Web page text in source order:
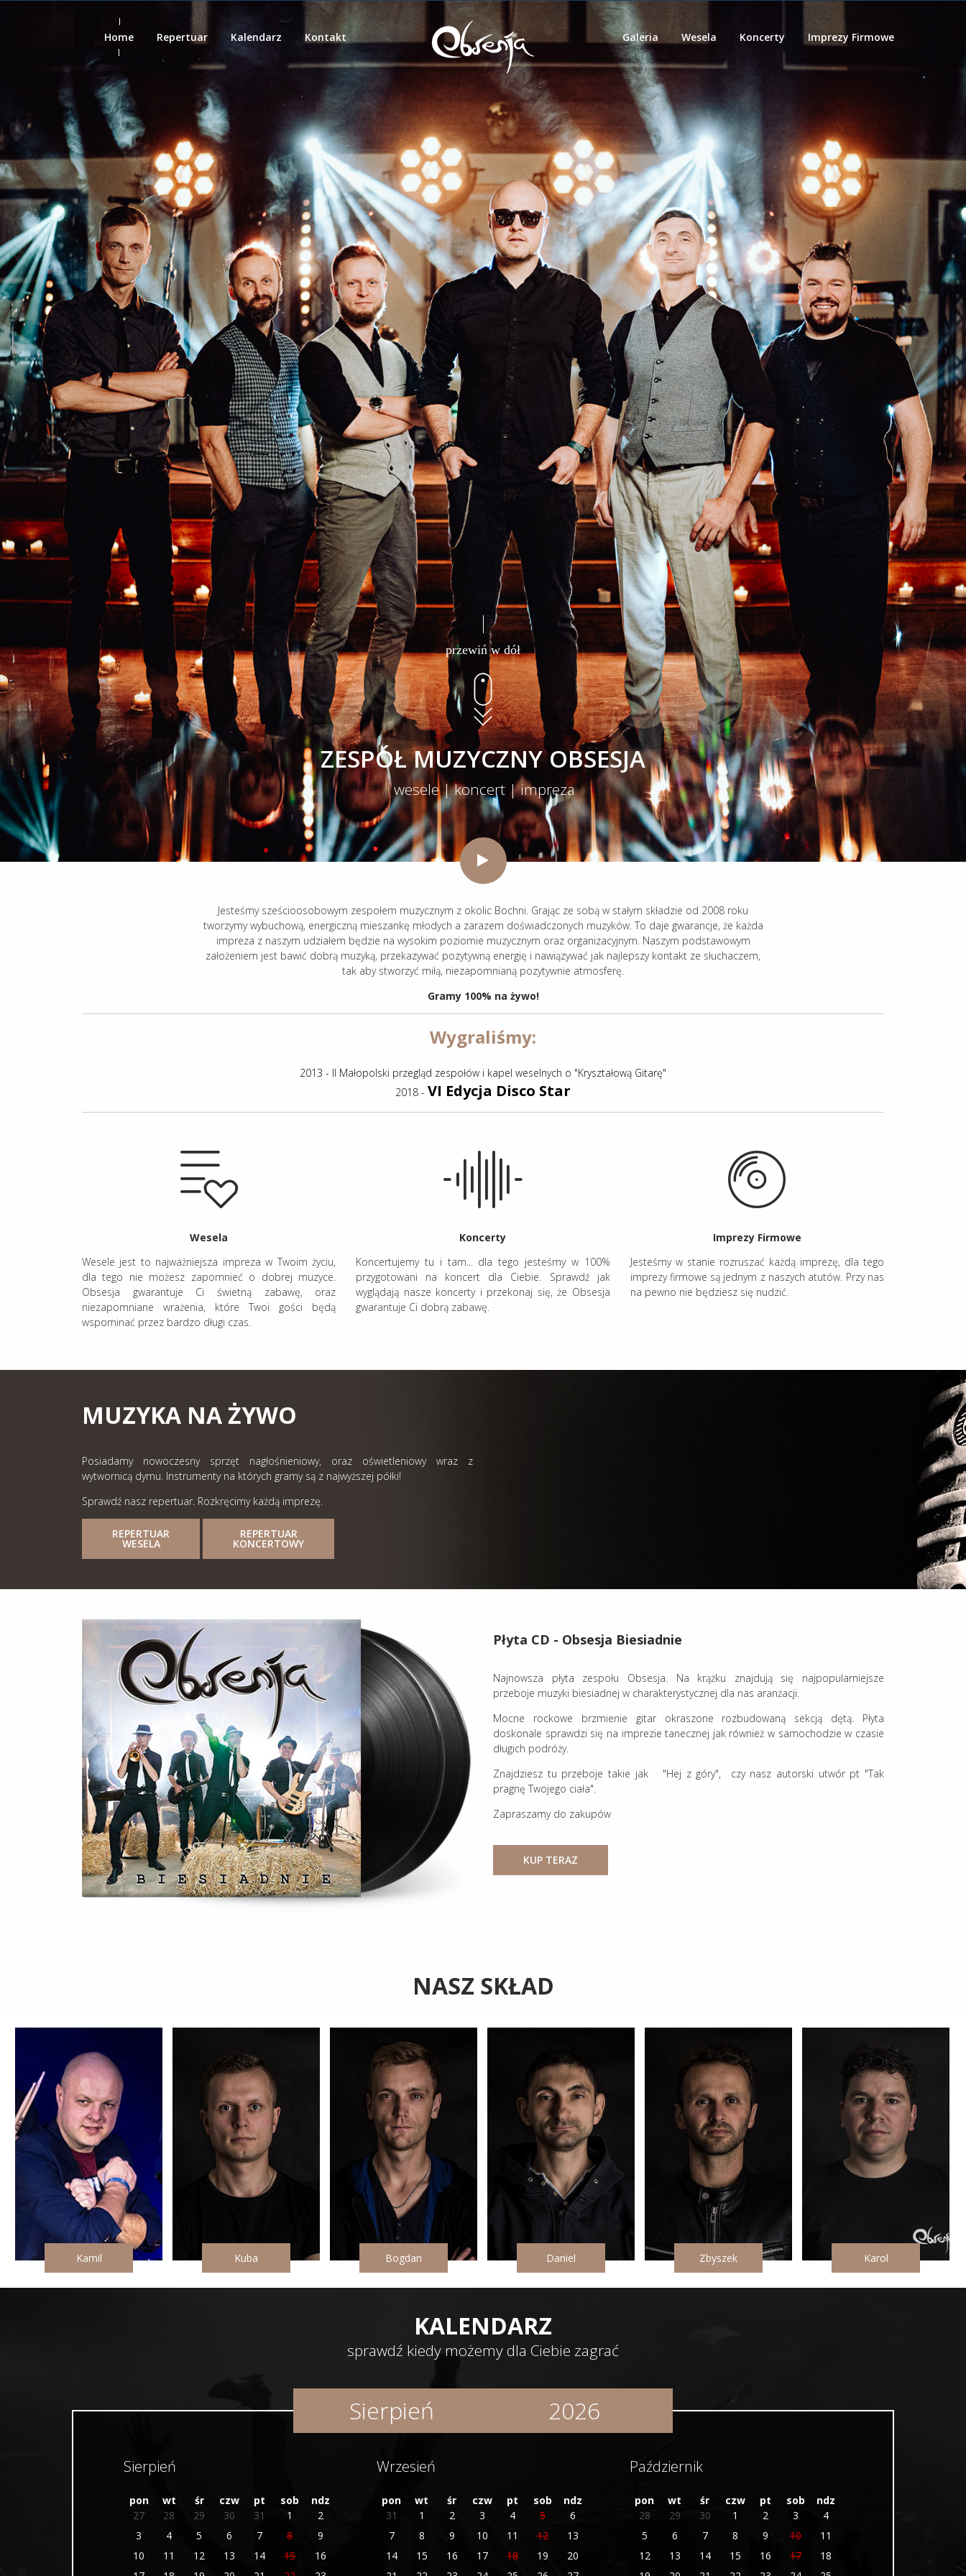
Home Repertuar Kalendarz Kontakt Galeria Wesela Koncerty Imprezy Firmowe
ZESPÓŁ MUZYCZNY OBSESJA
wesele | koncert | impreza firmowa
przewiń w dół
Jesteśmy sześcioosobowym zespołem muzycznym z okolic Bochni. Grając ze sobą w stałym składzie od 2008 roku
tworzymy wybuchową, energiczną mieszankę młodych a zarazem doświadczonych muzyków. To daje gwarancje, że każda
impreza z naszym udziałem będzie na wysokim poziomie muzycznym oraz organizacyjnym. Naszym podstawowym
założeniem jest bawić dobrą muzyką, przekazywać pozytywną energię i nawiązywać jak najlepszy kontakt ze słuchaczem,
tak aby stworzyć miłą, niezapomnianą pozytywnie atmosferę.
Gramy 100% na żywo!
Wygraliśmy:
2013 - II Małopolski przegląd zespołów i kapel weselnych o "Kryształową Gitarę"
2018 - VI Edycja Disco Star
Wesela
Wesele jest to najważniejsza impreza w Twoim życiu,
dla tego nie możesz zapomnieć o dobrej muzyce.
Obsesja gwarantuje Ci świetną zabawę, oraz
niezapomniane wrażenia, które Twoi gości będą
wspominać przez bardzo długi czas.
Koncerty
Koncertujemy tu i tam... dla tego jesteśmy w 100%
przygotowani na koncert dla Ciebie. Sprawdź jak
wyglądają nasze koncerty i przekonaj się, że Obsesja
gwarantuje Ci dobrą zabawę.
Imprezy Firmowe
Jesteśmy w stanie rozruszać każdą imprezę, dla tego
imprezy firmowe są jednym z naszych atutów. Przy nas
na pewno nie będziesz się nudzić.
MUZYKA NA ŻYWO
Posiadamy nowoczesny sprzęt nagłośnieniowy, oraz oświetleniowy wraz z
wytwornicą dymu. Instrumenty na których gramy są z najwyższej półki!
Sprawdź nasz repertuar. Rozkręcimy każdą imprezę.
REPERTUAR
WESELA
REPERTUAR
KONCERTOWY
Płyta CD - Obsesja Biesiadnie
Najnowsza płyta zespołu Obsesja. Na krążku znajdują się najpopularniejsze
przeboje muzyki biesiadnej w charakterystycznej dla nas aranżacji.
Mocne rockowe brzmienie gitar okraszone rozbudowaną sekcją dętą. Płyta
doskonale sprawdzi się na imprezie tanecznej jak również w samochodzie w czasie
długich podróży.
Znajdziesz tu przeboje takie jak "Hej z góry", czy nasz autorski utwór pt "Tak
pragnę Twojego ciała".
Zapraszamy do zakupów
KUP TERAZ
NASZ SKŁAD
Kamil Kuba Bogdan Daniel Zbyszek Karol
KALENDARZ
sprawdź kiedy możemy dla Ciebie zagrać
Sierpień
Luty
Kwiecień
2026
2029
Sierpień
pon wt śr czw pt sob
ndz
27
28 29 30 31 1
2
3
4 5 6 7 8
9
10
11 12 13 14 15
16
Wrzesień
pon wt śr czw pt sob
ndz
31
1 2 3 4 5
6
7
8 9 10 11 12
13
14
15 16 17 18 19
20
Październik
pon wt śr czw pt sob
ndz
28
29 30 1 2 3
4
5
6 7 8 9 10
11
12
13 14 15 16 17
18